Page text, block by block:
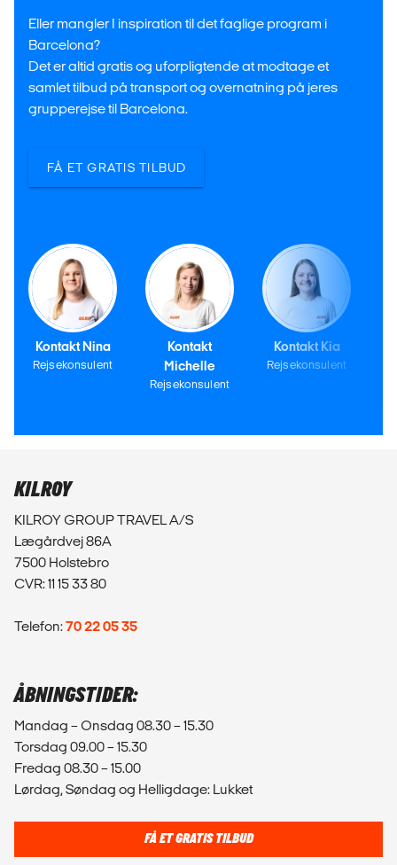
Eller mangler I inspiration til det faglige program i
Barcelona?
Det er altid gratis og uforpligtende at modtage et
samlet tilbud på transport og overnatning på jeres
grupperejse til Barcelona.
FÅ ET GRATIS TILBUD
Kontakt Nina
Rejsekonsulent
Kontakt
Michelle
Rejsekonsulent
Kontakt Kia
Rejsekonsulent
KILROY
KILROY GROUP TRAVEL A/S
Lægårdvej 86A
7500 Holstebro
CVR: 11 15 33 80
Telefon:70 22 05 35
ÅBNINGSTIDER:
Mandag – Onsdag 08.30 – 15.30
Torsdag 09.00 – 15.30
Fredag 08.30 – 15.00
Lørdag, Søndag og Helligdage: Lukket
FÅ ET GRATIS TILBUD